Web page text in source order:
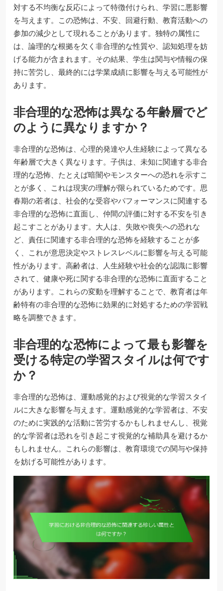
対する不均衡な反応によって特徴付けられ、学習に悪影響
を与えます。この恐怖は、不安、回避行動、教育活動への
参加の減少として現れることがあります。独特の属性に
は、論理的な根拠を欠く非合理的な性質や、認知処理を妨
げる能力が含まれます。その結果、学生は関与や情報の保
持に苦労し、最終的には学業成績に影響を与える可能性が
あります。
非合理的な恐怖は異なる年齢層でど
のように異なりますか？
非合理的な恐怖は、心理的発達や人生経験によって異なる
年齢層で大きく異なります。子供は、未知に関連する非合
理的な恐怖、たとえば暗闇やモンスターへの恐れを示すこ
とが多く、これは現実の理解が限られているためです。思
春期の若者は、社会的な受容やパフォーマンスに関連する
非合理的な恐怖に直面し、仲間の評価に対する不安を引き
起こすことがあります。大人は、失敗や喪失への恐れな
ど、責任に関連する非合理的な恐怖を経験することが多
く、これが意思決定やストレスレベルに影響を与える可能
性があります。高齢者は、人生経験や社会的な認識に影響
されて、健康や死に関する非合理的な恐怖に直面すること
があります。これらの変動を理解することで、教育者は年
齢特有の非合理的な恐怖に効果的に対処するための学習戦
略を調整できます。
非合理的な恐怖によって最も影響を
受ける特定の学習スタイルは何です
か？
非合理的な恐怖は、運動感覚的および視覚的な学習スタイ
ルに大きな影響を与えます。運動感覚的な学習者は、不安
のために実践的な活動に苦労するかもしれませんし、視覚
的な学習者は恐れを引き起こす視覚的な補助具を避けるか
もしれません。これらの影響は、教育環境での関与や保持
を妨げる可能性があります。